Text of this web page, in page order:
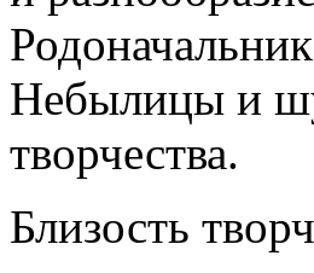
Небылицы и
творчества.
Близость